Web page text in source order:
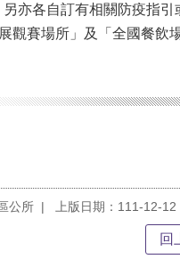
亦各自訂有相關防疫指引
觀賽場所」及「全國餐飲
公所 上版日期：111-12-12
回